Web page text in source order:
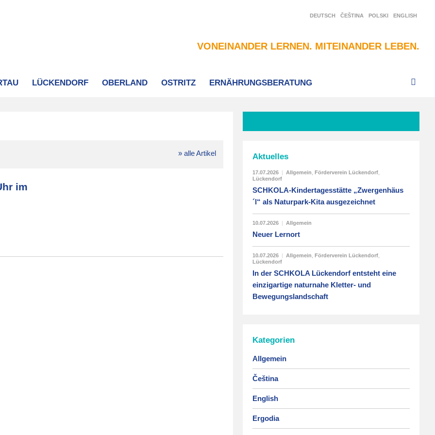
DEUTSCH ČEŠTINA POLSKI ENGLISH
VONEINANDER LERNEN. MITEINANDER LEBEN.
LÜCKENDORF OBERLAND OSTRITZ ERNÄHRUNGSBERATUNG
» alle Artikel
im
Aktuelles
17.07.2026 | Allgemein Förderverein Lückendorf
Lückendorf
SCHKOLA-Kindertagesstätte „Zwergenhäus
´l“ als Naturpark-Kita ausgezeichnet
10.07.2026 | Allgemein
Neuer Lernort
10.07.2026 | Allgemein Förderverein Lückendorf
Lückendorf
In der SCHKOLA Lückendorf entsteht eine
einzigartige naturnahe Kletter- und
Bewegungslandschaft
Kategorien
Allgemein
Čeština
English
Ergodia